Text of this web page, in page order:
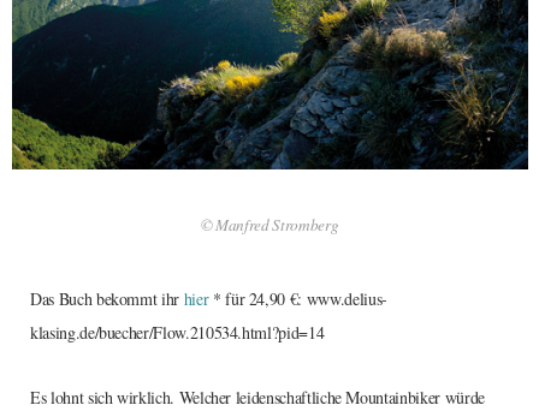
© Manfred Stromberg
Das Buch bekommt ihr hier* für 24,90 €: www.delius-
klasing.de/buecher/Flow.210534.html?pid=14
Es lohnt sich wirklich. Welcher leidenschaftliche Mountainbiker würde